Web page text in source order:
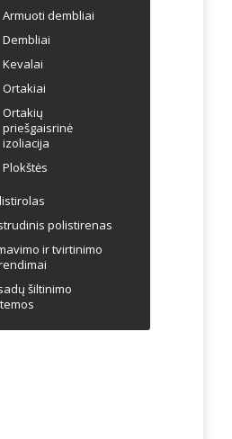
Armuoti dembliai
Dembliai
Kevalai
Ortakiai
Ortakių
priešgaisrinė
izoliacija
Plokštės
polistirenas
ir tvirtinimo
šiltinimo